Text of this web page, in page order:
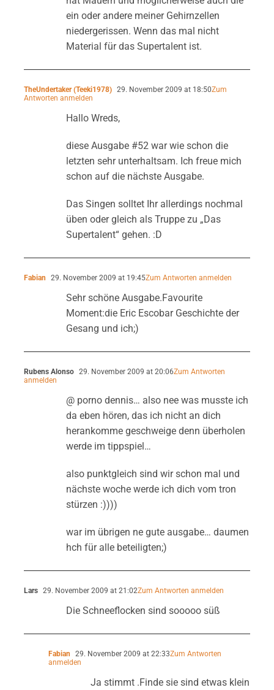
ein oder andere meiner Gehirnzellen
niedergerissen. Wenn das mal nicht
Material für das Supertalent ist.
TheUndertaker (Teeki1978) 29. November 2009 at 18:50Zum
Antworten anmelden
Hallo Wreds,
diese Ausgabe #52 war wie schon die
letzten sehr unterhaltsam. Ich freue mich
schon auf die nächste Ausgabe.
Das Singen solltet Ihr allerdings nochmal
üben oder gleich als Truppe zu „Das
Supertalent“ gehen. :D
Fabian 29. November 2009 at 19:45Zum Antworten anmelden
Sehr schöne Ausgabe.Favourite
Moment:die Eric Escobar Geschichte der
Gesang und ich;)
Rubens Alonso 29. November 2009 at 20:06Zum Antworten
anmelden
@ porno dennis… also nee was musste ich
da eben hören, das ich nicht an dich
herankomme geschweige denn überholen
werde im tippspiel…
also punktgleich sind wir schon mal und
nächste woche werde ich dich vom tron
stürzen :))))
war im übrigen ne gute ausgabe… daumen
hch für alle beteiligten;)
Lars 29. November 2009 at 21:02Zum Antworten anmelden
Die Schneeflocken sind sooooo süß
Fabian 29. November 2009 at 22:33Zum Antworten
anmelden
Ja stimmt .Finde sie sind etwas klein